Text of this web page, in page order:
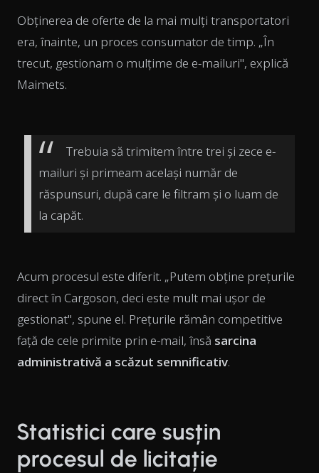
Obținerea de oferte de la mai mulți transportatori
era, înainte, un proces consumator de timp. „În
trecut, gestionam o mulțime de e-mailuri", explică
Maimets.
Trebuia să trimitem între trei și zece e-
mailuri și primeam același număr de
răspunsuri, după care le filtram și o luam de
la capăt.
Acum procesul este diferit. „Putem obține prețurile
direct în Cargoson, deci este mult mai ușor de
gestionat", spune el. Prețurile rămân competitive
față de cele primite prin e-mail, însă sarcina
administrativă a scăzut semnificativ.
Statistici care susțin
procesul de licitație